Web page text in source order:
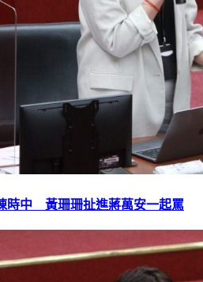
時中 黃珊珊扯進蔣萬安一起罵